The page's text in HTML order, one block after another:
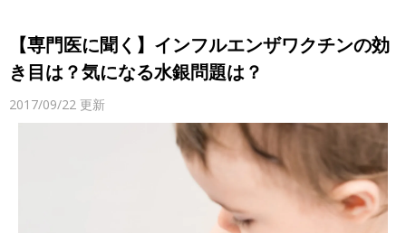
【専門医に聞く】インフルエンザワクチンの効
き目は？気になる水銀問題は？
2017/09/22 更新